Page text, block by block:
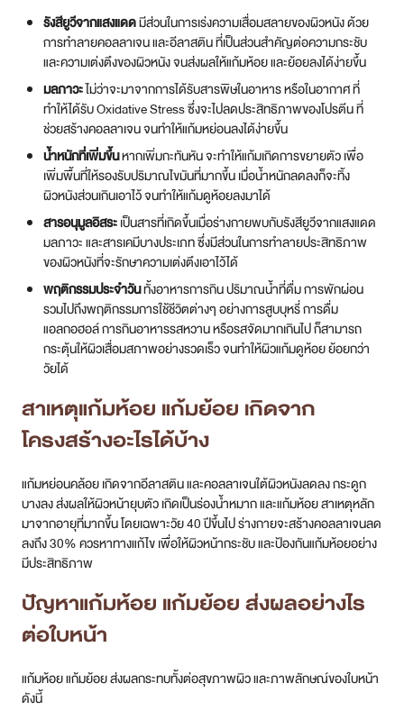
รังสียูวีจากแสงแดดมีส่วนในการเร่งความเสื่อมสลายของผิวหนัง ด้วย
การทำลายคอลลาเจน และอีลาสติน ที่เป็นส่วนสำคัญต่อความกระชับ
และความเต่งตึงของผิวหนัง จนส่งผลให้แก้มห้อย และย้อยลงได้ง่ายขึ้น
มลภาวะไม่ว่าจะมาจากการได้รับสารพิษในอาหาร หรือในอากาศ ที่
ทำให้ได้รับ Oxidative Stress ซึ่งจะไปลดประสิทธิภาพของโปรตีน ที่
ช่วยสร้างคอลลาเจน จนทำให้แก้มหย่อนลงได้ง่ายขึ้น
น้ำหนักที่เพิ่มขึ้นหากเพิ่มกะทันหัน จะทำให้แก้มเกิดการขยายตัว เพื่อ
เพิ่มพื้นที่ให้รองรับปริมาณไขมันที่มากขึ้น เมื่อน้ำหนักลดลงก็จะทิ้ง
ผิวหนังส่วนเกินเอาไว้ จนทำให้แก้มดูห้อยลงมาได้
สารอนุมูลอิสระเป็นสารที่เกิดขึ้นเมื่อร่างกายพบกับรังสียูวีจากแสงแดด
มลภาวะ และสารเคมีบางประเภท ซึ่งมีส่วนในการทำลายประสิทธิภาพ
ของผิวหนังที่จะรักษาความเต่งตึงเอาไว้ได้
พฤติกรรมประจำวันทั้งอาหารการกิน ปริมาณน้ำที่ดื่ม การพักผ่อน
รวมไปถึงพฤติกรรมการใช้ชีวิตต่างๆ อย่างการสูบบุหรี่ การดื่ม
แอลกอฮอล์ การกินอาหารรสหวาน หรือรสจัดมากเกินไป ก็สามารถ
กระตุ้นให้ผิวเสื่อมสภาพอย่างรวดเร็ว จนทำให้ผิวแก้มดูห้อย ย้อยกว่า
วัยได้
สาเหตุแก้มห้อย แก้มย้อย เกิดจาก
โครงสร้างอะไรได้บ้าง
แก้มหย่อนคล้อย เกิดจากอีลาสติน และคอลลาเจนใต้ผิวหนังลดลง กระดูก
บางลง ส่งผลให้ผิวหน้ายุบตัว เกิดเป็นร่องน้ำหมาก และแก้มห้อย สาเหตุหลัก
มาจากอายุที่มากขึ้น โดยเฉพาะวัย 40 ปีขึ้นไป ร่างกายจะสร้างคอลลาเจนลด
ลงถึง 30% ควรหาทางแก้ไข เพื่อให้ผิวหน้ากระชับ และป้องกันแก้มห้อยอย่าง
มีประสิทธิภาพ
ปัญหาแก้มห้อย แก้มย้อย ส่งผลอย่างไร
ต่อใบหน้า
แก้มห้อย แก้มย้อย ส่งผลกระทบทั้งต่อสุขภาพผิว และภาพลักษณ์ของใบหน้า
ดังนี้